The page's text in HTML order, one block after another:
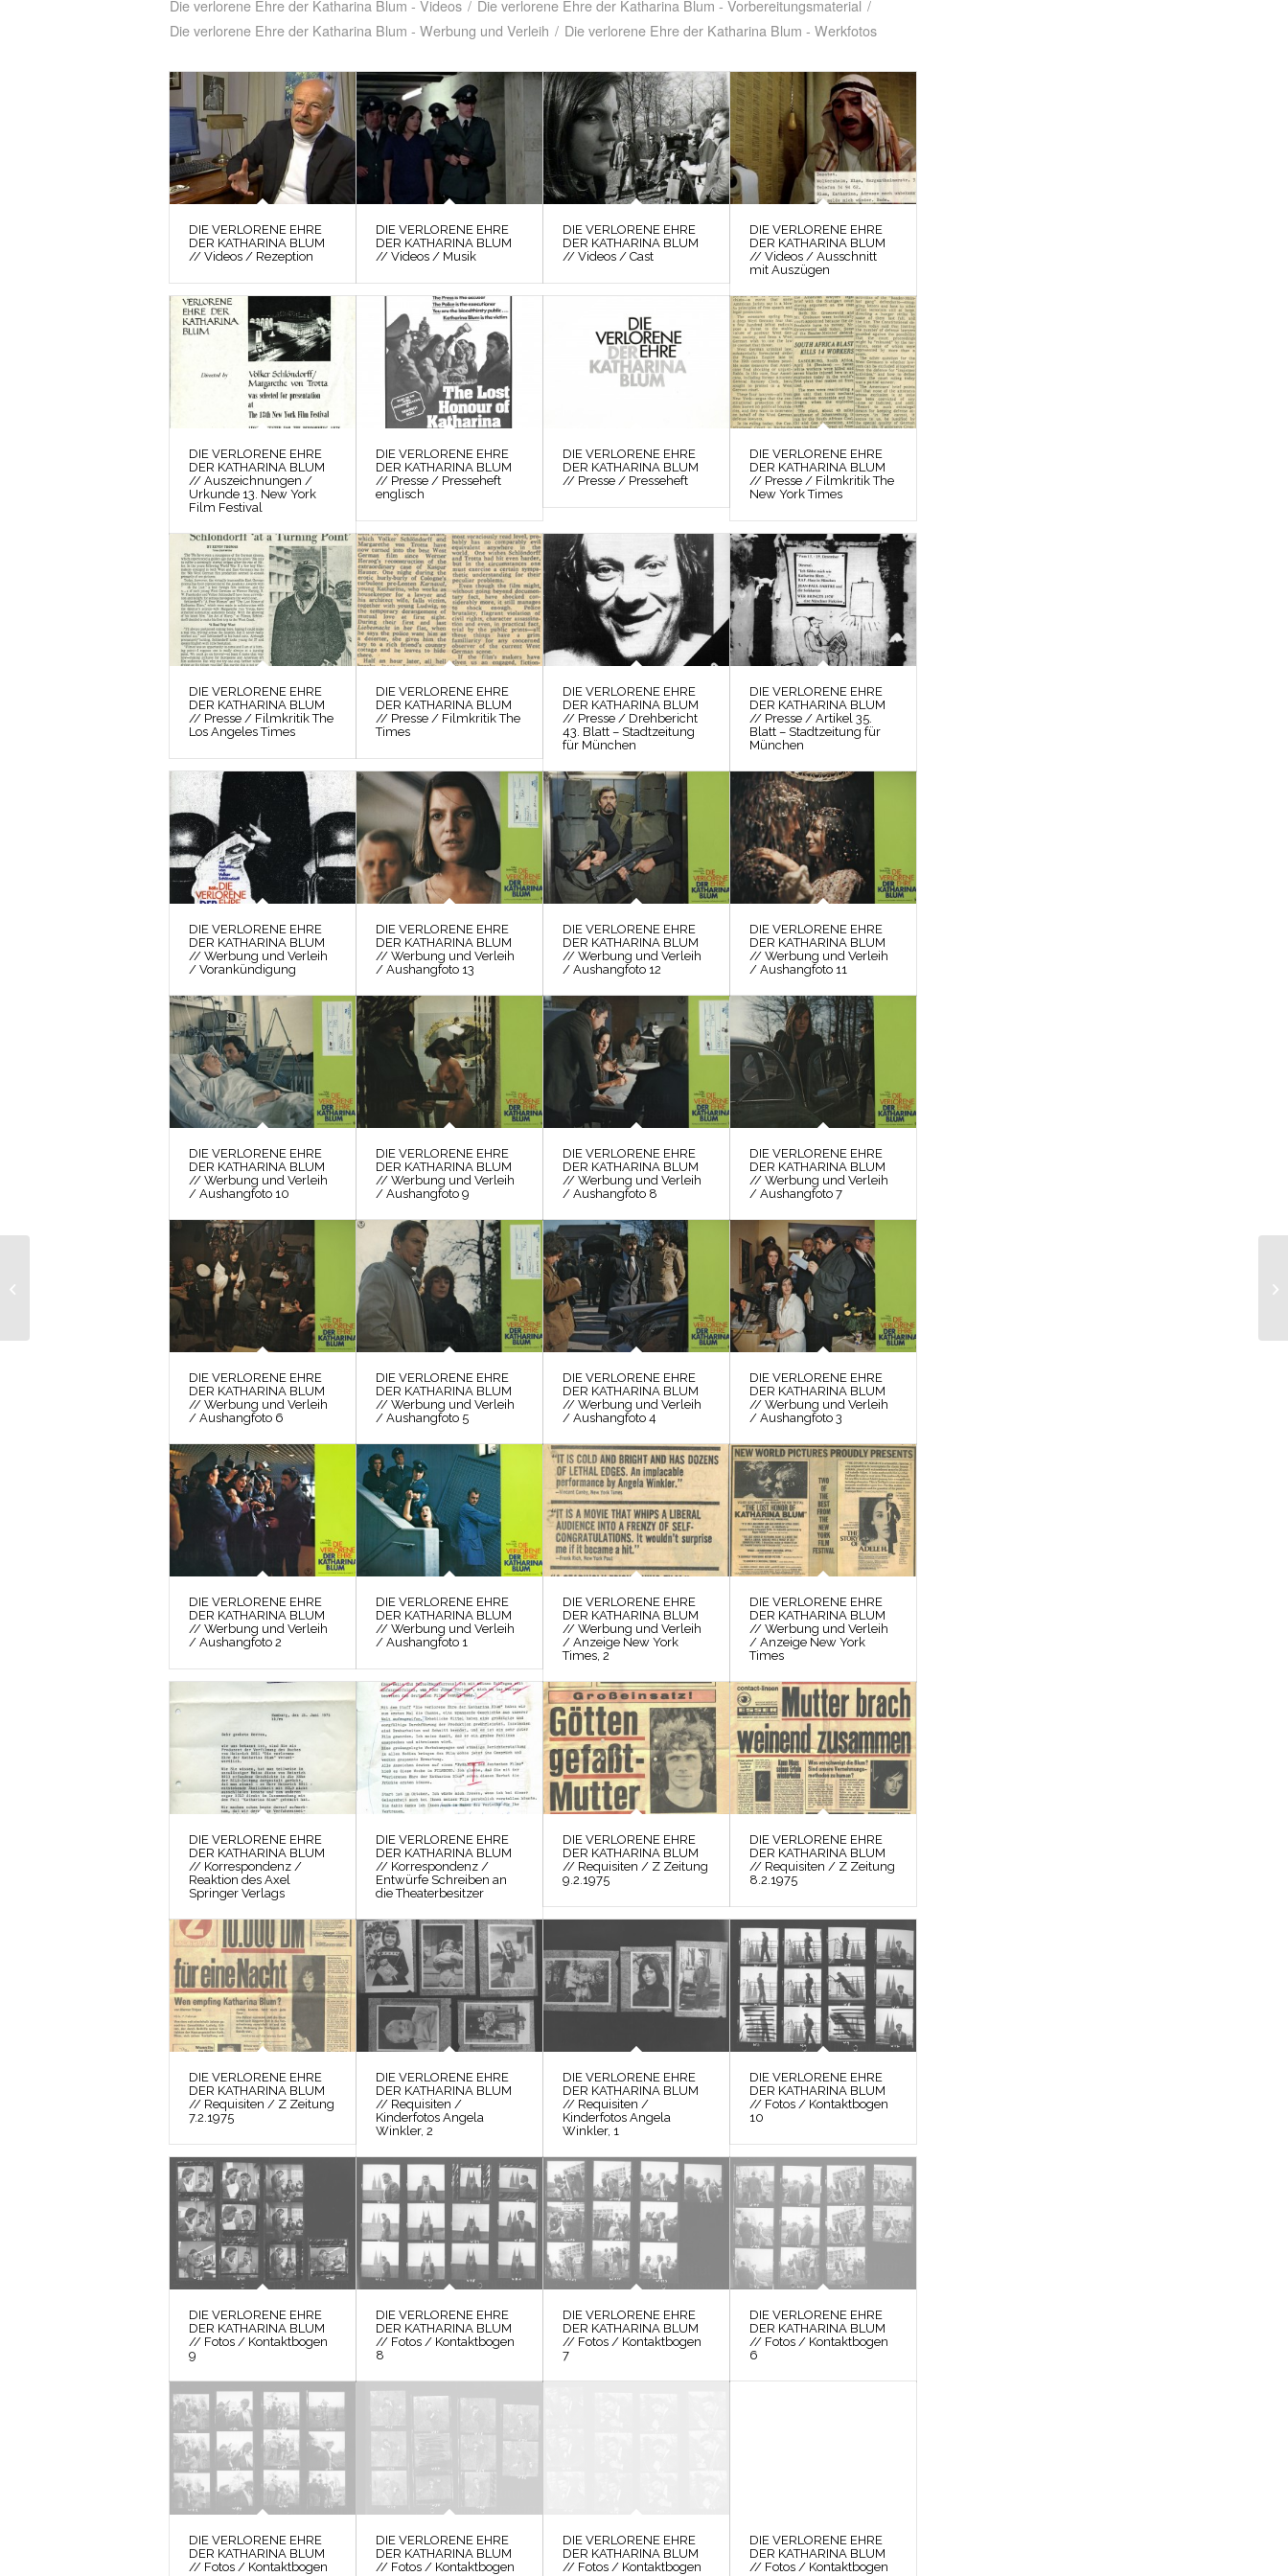
Die verlorene Ehre der Katharina Blum - Videos / Die verlorene Ehre der Katharina Blum - Vorbereitungsmaterial /
Die verlorene Ehre der Katharina Blum - Werbung und Verleih / Die verlorene Ehre der Katharina Blum - Werkfotos
DIE VERLORENE EHRE
DER KATHARINA BLUM
// Videos / Rezeption
DIE VERLORENE EHRE
DER KATHARINA BLUM
// Videos / Musik
DIE VERLORENE EHRE
DER KATHARINA BLUM
// Videos / Cast
DIE VERLORENE EHRE
DER KATHARINA BLUM
// Videos / Ausschnitt
mit Auszügen
DIE VERLORENE EHRE
DER KATHARINA BLUM
// Auszeichnungen /
Urkunde 13. New York
Film Festival
DIE VERLORENE EHRE
DER KATHARINA BLUM
// Presse / Presseheft
englisch
DIE VERLORENE EHRE
DER KATHARINA BLUM
// Presse / Presseheft
DIE VERLORENE EHRE
DER KATHARINA BLUM
// Presse / Filmkritik The
New York Times
DIE VERLORENE EHRE
DER KATHARINA BLUM
// Presse / Filmkritik The
Los Angeles Times
DIE VERLORENE EHRE
DER KATHARINA BLUM
// Presse / Filmkritik The
Times
DIE VERLORENE EHRE
DER KATHARINA BLUM
// Presse / Drehbericht
43. Blatt – Stadtzeitung
für München
DIE VERLORENE EHRE
DER KATHARINA BLUM
// Presse / Artikel 35.
Blatt – Stadtzeitung für
München
DIE VERLORENE EHRE
DER KATHARINA BLUM
// Werbung und Verleih
/ Vorankündigung
DIE VERLORENE EHRE
DER KATHARINA BLUM
// Werbung und Verleih
/ Aushangfoto 13
DIE VERLORENE EHRE
DER KATHARINA BLUM
// Werbung und Verleih
/ Aushangfoto 12
DIE VERLORENE EHRE
DER KATHARINA BLUM
// Werbung und Verleih
/ Aushangfoto 11
DIE VERLORENE EHRE
DER KATHARINA BLUM
// Werbung und Verleih
/ Aushangfoto 10
DIE VERLORENE EHRE
DER KATHARINA BLUM
// Werbung und Verleih
/ Aushangfoto 9
DIE VERLORENE EHRE
DER KATHARINA BLUM
// Werbung und Verleih
/ Aushangfoto 8
DIE VERLORENE EHRE
DER KATHARINA BLUM
// Werbung und Verleih
/ Aushangfoto 7
DIE VERLORENE EHRE
DER KATHARINA BLUM
// Werbung und Verleih
/ Aushangfoto 6
DIE VERLORENE EHRE
DER KATHARINA BLUM
// Werbung und Verleih
/ Aushangfoto 5
DIE VERLORENE EHRE
DER KATHARINA BLUM
// Werbung und Verleih
/ Aushangfoto 4
DIE VERLORENE EHRE
DER KATHARINA BLUM
// Werbung und Verleih
/ Aushangfoto 3
DIE VERLORENE EHRE
DER KATHARINA BLUM
// Werbung und Verleih
/ Aushangfoto 2
DIE VERLORENE EHRE
DER KATHARINA BLUM
// Werbung und Verleih
/ Aushangfoto 1
DIE VERLORENE EHRE
DER KATHARINA BLUM
// Werbung und Verleih
/ Anzeige New York
Times, 2
DIE VERLORENE EHRE
DER KATHARINA BLUM
// Werbung und Verleih
/ Anzeige New York
Times
DIE VERLORENE EHRE
DER KATHARINA BLUM
// Korrespondenz /
Reaktion des Axel
Springer Verlags
DIE VERLORENE EHRE
DER KATHARINA BLUM
// Korrespondenz /
Entwürfe Schreiben an
die Theaterbesitzer
DIE VERLORENE EHRE
DER KATHARINA BLUM
// Requisiten / Z Zeitung
9.2.1975
DIE VERLORENE EHRE
DER KATHARINA BLUM
// Requisiten / Z Zeitung
8.2.1975
DIE VERLORENE EHRE
DER KATHARINA BLUM
// Requisiten / Z Zeitung
7.2.1975
DIE VERLORENE EHRE
DER KATHARINA BLUM
// Requisiten /
Kinderfotos Angela
Winkler, 2
DIE VERLORENE EHRE
DER KATHARINA BLUM
// Requisiten /
Kinderfotos Angela
Winkler, 1
DIE VERLORENE EHRE
DER KATHARINA BLUM
// Fotos / Kontaktbogen
10
DIE VERLORENE EHRE
DER KATHARINA BLUM
// Fotos / Kontaktbogen
9
DIE VERLORENE EHRE
DER KATHARINA BLUM
// Fotos / Kontaktbogen
8
DIE VERLORENE EHRE
DER KATHARINA BLUM
// Fotos / Kontaktbogen
7
DIE VERLORENE EHRE
DER KATHARINA BLUM
// Fotos / Kontaktbogen
6
DIE VERLORENE EHRE
DER KATHARINA BLUM
// Fotos / Kontaktbogen
DIE VERLORENE EHRE
DER KATHARINA BLUM
// Fotos / Kontaktbogen
DIE VERLORENE EHRE
DER KATHARINA BLUM
// Fotos / Kontaktbogen
DIE VERLORENE EHRE
DER KATHARINA BLUM
// Fotos / Kontaktbogen